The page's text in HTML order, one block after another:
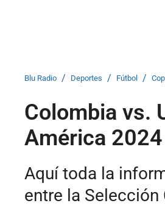
Blu Radio / Deportes / Fútbol /
Colombia vs.
América 2024
Aquí toda la
entre la Selección